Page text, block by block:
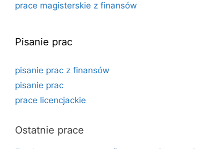
prace magisterskie z finansów
Pisanie prac
pisanie prac z finansów
pisanie prac
prace licencjackie
Ostatnie prace